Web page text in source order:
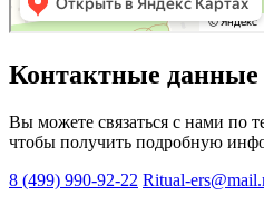
Контактные
Вы можете связаться с нами по
чтобы получить подробную
8 (499) 990-92-22 Ritual-